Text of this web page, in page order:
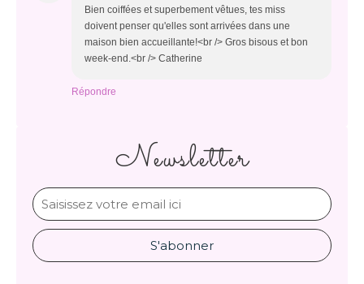
Bien coiffées et superbement vêtues, tes miss
doivent penser qu'elles sont arrivées dans une
maison bien accueillante!<br /> Gros bisous et bon
week-end.<br /> Catherine
Répondre
Newsletter